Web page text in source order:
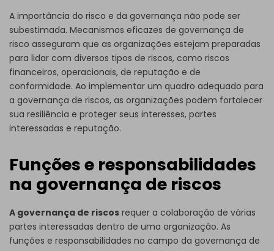
A importância do risco e da governança não pode ser
subestimada. Mecanismos eficazes de governança de
risco asseguram que as organizações estejam preparadas
para lidar com diversos tipos de riscos, como riscos
financeiros, operacionais, de reputação e de
conformidade. Ao implementar um quadro adequado para
a governança de riscos, as organizações podem fortalecer
sua resiliência e proteger seus interesses, partes
interessadas e reputação.
Funções e responsabilidades
na governança de riscos
A governança de riscos requer a colaboração de várias
partes interessadas dentro de uma organização. As
funções e responsabilidades no campo da governança de